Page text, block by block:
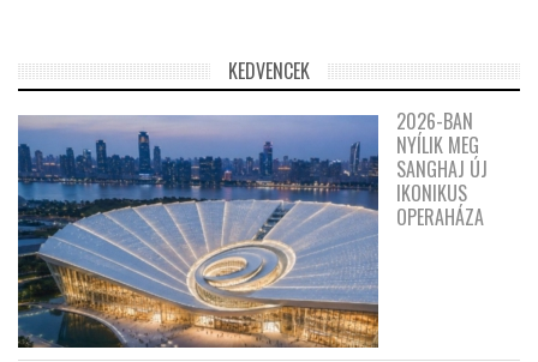
KEDVENCEK
2026-BAN
NYÍLIK MEG
SANGHAJ ÚJ
IKONIKUS
OPERAHÁZA